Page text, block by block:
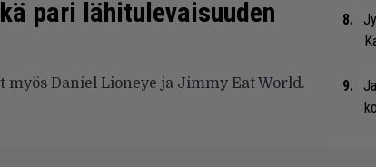
pari lähitulevaisuuden
Daniel Lioneye ja Jimmy Eat World.